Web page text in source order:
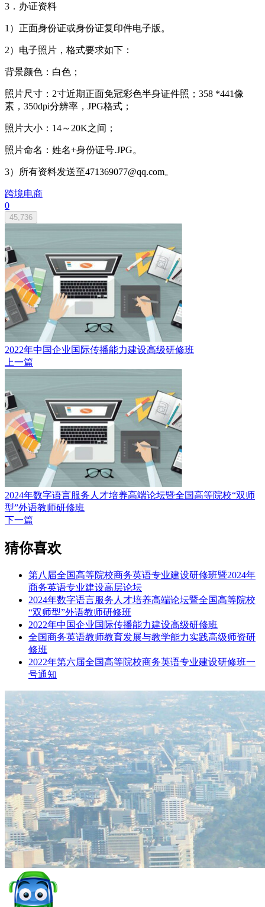
3．办证资料
1）正面身份证或身份证复印件电子版。
2）电子照片，格式要求如下：
背景颜色：白色；
照片尺寸：2寸近期正面免冠彩色半身证件照；358 *441像
素，350dpi分辨率，JPG格式；
照片大小：14～20K之间；
照片命名：姓名+身份证号.JPG。
3）所有资料发送至471369077@qq.com。
跨境电商
0
45,736
2022年中国企业国际传播能力建设高级研修班
上一篇
2024年数字语言服务人才培养高端论坛暨全国高等院校“双师
型”外语教师研修班
下一篇
猜你喜欢
第八届全国高等院校商务英语专业建设研修班暨2024年
商务英语专业建设高层论坛
2024年数字语言服务人才培养高端论坛暨全国高等院校
“双师型”外语教师研修班
2022年中国企业国际传播能力建设高级研修班
全国商务英语教师教育发展与教学能力实践高级师资研
修班
2022年第六届全国高等院校商务英语专业建设研修班一
号通知